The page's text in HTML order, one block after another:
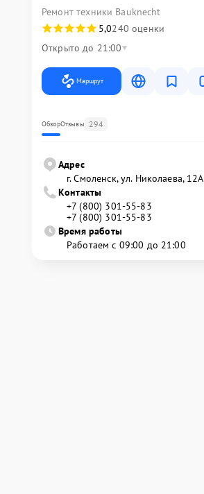
Ремонт техники Bauknecht
5,0240 оценки
Открыто до 21:00
Маршрут
ОбзорОтзывы 294
Адрес
г. Смоленск, ул. Николаева, 12А
Контакты
+7 (800) 301-55-83
+7 (800) 301-55-83
Время работы
Работаем с 09:00 до 21:00